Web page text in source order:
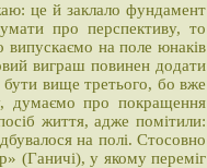
це й заклало фундамент
про перспективу, то
випускаємо на поле юнаків
виграш повинен додати
бути вище третього, бо вже
думаємо про покращення
життя, адже помітили:
на полі. Стосовно
(Ганичі), у якому переміг